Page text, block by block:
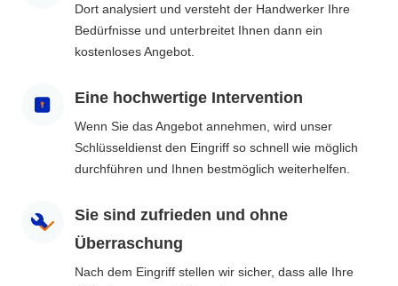
Dort analysiert und versteht der Handwerker Ihre
Bedürfnisse und unterbreitet Ihnen dann ein
kostenloses Angebot.
Eine hochwertige Intervention
Wenn Sie das Angebot annehmen, wird unser
Schlüsseldienst den Eingriff so schnell wie möglich
durchführen und Ihnen bestmöglich weiterhelfen.
Sie sind zufrieden und ohne
Überraschung
Nach dem Eingriff stellen wir sicher, dass alle Ihre